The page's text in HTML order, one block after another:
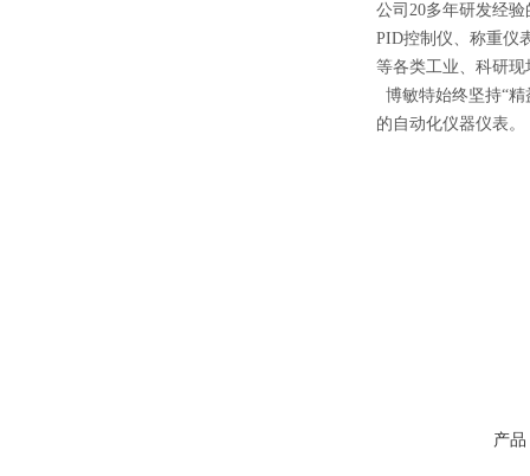
公司20多年研发经
PID控制仪、称重仪
等各类工业、科研现
博敏特始终坚持“
的自动化仪器仪表。
产品